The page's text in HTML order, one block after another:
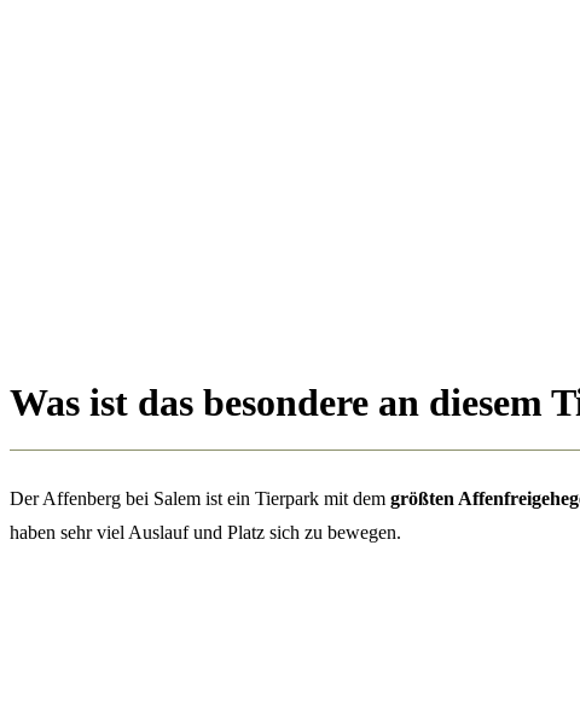
Was ist das besondere an diesem
Der Affenberg bei Salem ist ein Tierpark mit dem größten
haben sehr viel Auslauf und Platz sich zu bewegen.